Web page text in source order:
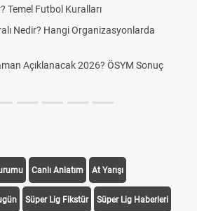
Temel Futbol Kuralları
Nedir? Hangi Organizasyonlarda
Açıklanacak 2026? ÖSYM Sonuç
Canlı Anlatım At Yarışı
Süper Lig Fikstür Süper Lig Haberleri